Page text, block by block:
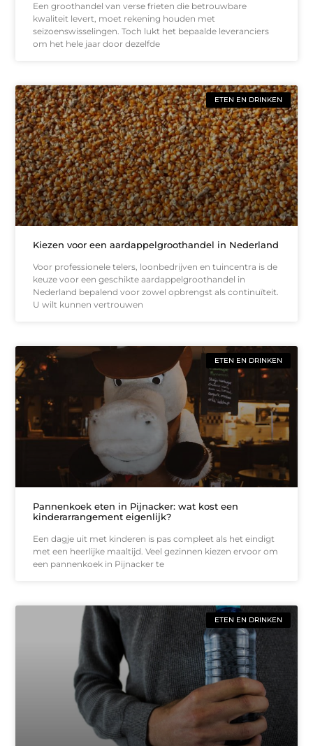
Een groothandel van verse frieten die betrouwbare
kwaliteit levert, moet rekening houden met
seizoenswisselingen. Toch lukt het bepaalde leveranciers
om het hele jaar door dezelfde
ETEN EN DRINKEN
Kiezen voor een aardappelgroothandel in Nederland
Voor professionele telers, loonbedrijven en tuincentra is de
keuze voor een geschikte aardappelgroothandel in
Nederland bepalend voor zowel opbrengst als continuïteit.
U wilt kunnen vertrouwen
ETEN EN DRINKEN
Pannenkoek eten in Pijnacker: wat kost een
kinderarrangement eigenlijk?
Een dagje uit met kinderen is pas compleet als het eindigt
met een heerlijke maaltijd. Veel gezinnen kiezen ervoor om
een pannenkoek in Pijnacker te
ETEN EN DRINKEN